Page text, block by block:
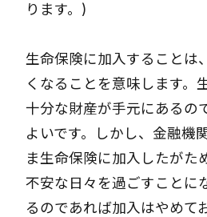
ります。)
生命保険に加入することは
くなることを意味します。
十分な財産が手元にあるの
よいです。しかし、金融機
ま生命保険に加入したがた
不安な日々を過ごすことに
るのであれば加入はやめて